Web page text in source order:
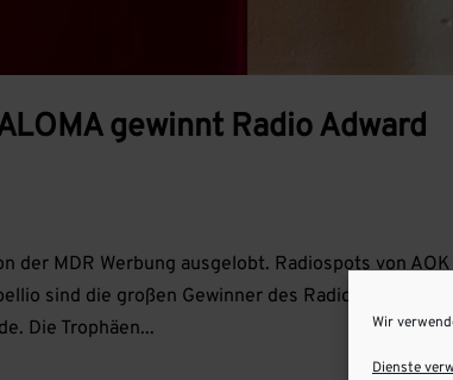
Wir
Dienste
gewinnt Radio Adward
der MDR Werbung ausgelobt. Radiospots von AOK
sind die großen Gewinner des Radio Adward
Die Trophäen...